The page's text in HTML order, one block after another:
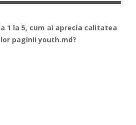
1 la 5, cum ai aprecia calitatea
paginii youth.md?